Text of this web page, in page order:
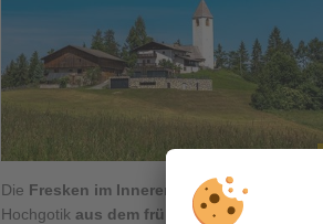
Die Fresken im Inneren des St. Helena
Hochgotik aus dem frühen 15. Jahrhundert